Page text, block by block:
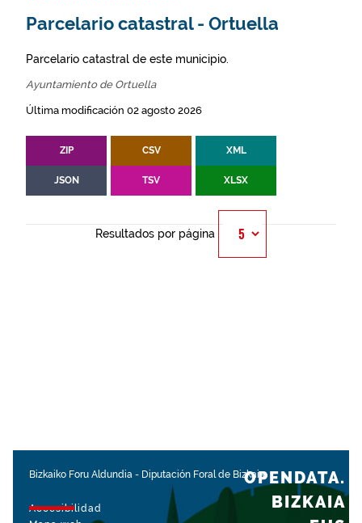
Parcelario catastral - Ortuella
Parcelario catastral de este municipio.
Ayuntamiento de Ortuella
Última modificación 02 agosto 2026
ZIP CSV XML
JSON TSV XLSX
Resultados por página
Bizkaiko Foru Aldundia - Diputación Foral de Bizkaia
Accesibilidad
OPENDATA.
BIZKAIA